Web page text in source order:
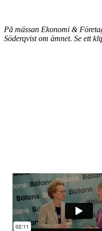
På mässan Ekonomi &
Söderqvist om ämnet. Se ett